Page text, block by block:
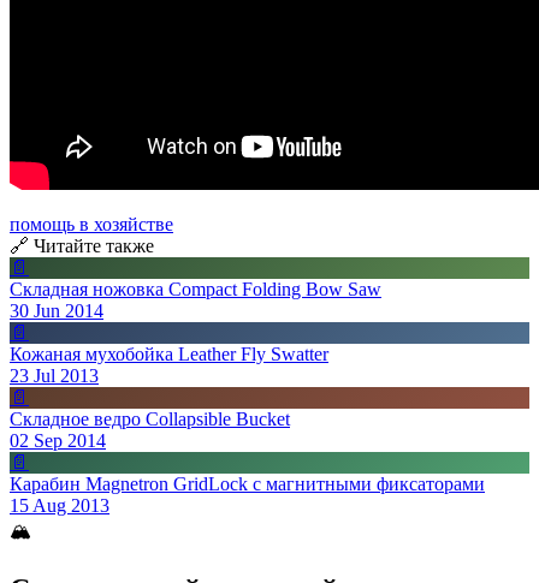
помощь в хозяйстве
🔗 Читайте также
📄
Складная ножовка Compact Folding Bow Saw
30 Jun 2014
📄
Кожаная мухобойка Leather Fly Swatter
23 Jul 2013
📄
Складное ведро Collapsible Bucket
02 Sep 2014
📄
Карабин Magnetron GridLock с магнитными фиксаторами
15 Aug 2013
🏔